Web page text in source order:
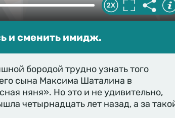
и сменить имидж.
бородой трудно узнать того
сына Максима Шаталина в
няня». Но это и не удивительно,
четырнадцать лет назад, а за